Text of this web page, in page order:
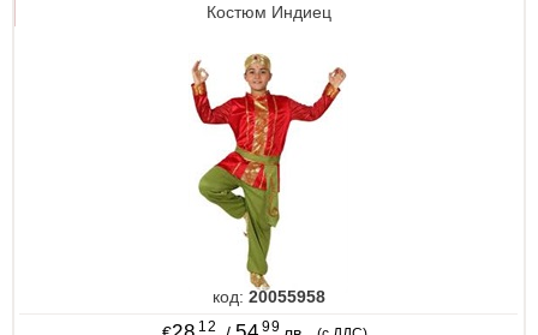
Костюм Индиец
код: 20055958
12 99